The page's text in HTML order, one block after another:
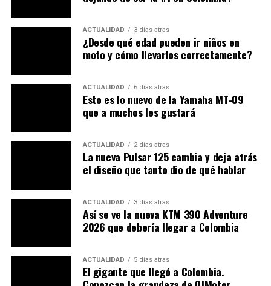
R15 de 155cc
el Sudeste Asiático y Latinoamérica).
Se viene Honda con su ADV 160. Hay ficha
La configuración mecánica y estructural proyectada
para este modelo se detalla a continuación:
Motorización y sistema VVA de
distribución variable
monocilíndrico actual, pero expandiendo el diámetro y
carrera del pistón hasta alcanzar los200cc. Por otro
lado, la clave de su rendimiento estará en la
conservación del sistema
Válvulas Variables). Esta tecnología de Yamaha
modifica la apertura y el tiempo de las válvulas según las
ACTUALIDAD 3 días atras
¿Desde qué edad pueden ir niños en
moto y cómo llevarlos correctamente?
ACTUALIDAD 6 días atras
Esto es lo nuevo de la Yamaha MT-09
que a muchos les gustará
ACTUALIDAD 2 días atras
La nueva Pulsar 125 cambia y deja atrás
el diseño que tanto dio de qué hablar
ACTUALIDAD 3 días atras
Así se ve la nueva KTM 390 Adventure
2026 que debería llegar a Colombia
ACTUALIDAD 5 días atras
El gigante que llegó a Colombia.